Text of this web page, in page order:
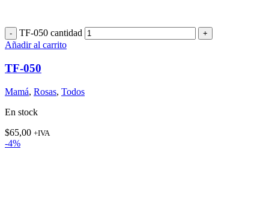
TF-050 cantidad
Añadir al carrito
TF-050
Mamá, Rosas, Todos
En stock
$65,00 +IVA
-4%